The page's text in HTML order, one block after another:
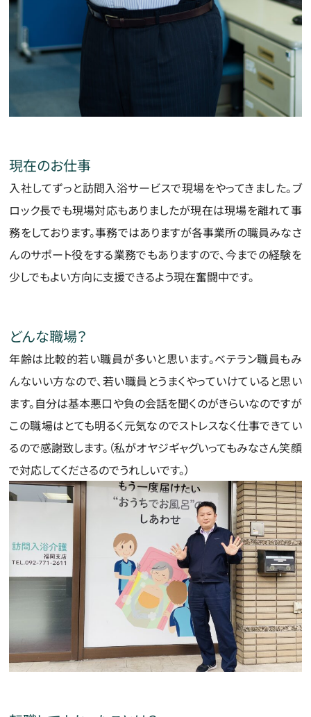
現在のお仕事
入社してずっと訪問入浴サービスで現場をやってきました。ブ
ロック長でも現場対応もありましたが現在は現場を離れて事
務をしております。事務ではありますが各事業所の職員みなさ
んのサポート役をする業務でもありますので、今までの経験を
少しでもよい方向に支援できるよう現在奮闘中です。
どんな職場？
年齢は比較的若い職員が多いと思います。ベテラン職員もみ
んないい方なので、若い職員とうまくやっていけていると思い
ます。自分は基本悪口や負の会話を聞くのがきらいなのですが
この職場はとても明るく元気なのでストレスなく仕事できてい
るので感謝致します。（私がオヤジギャグいってもみなさん笑顔
で対応してくださるのでうれしいです。）